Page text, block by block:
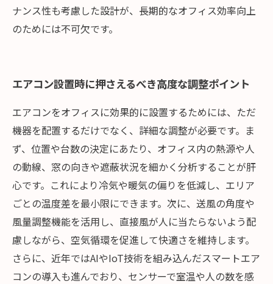
ナンス性も考慮した設計が、長期的なオフィス効率向上
のためには不可欠です。
エアコン設置時に押さえるべき高度な調整ポイント
エアコンをオフィスに効果的に設置するためには、ただ
機器を配置するだけでなく、詳細な調整が必要です。ま
ず、位置や台数の決定にあたり、オフィス内の熱源や人
の動線、窓の向きや遮蔽状況を細かく分析することが肝
心です。これにより冷気や暖気の偏りを低減し、エリア
ごとの温度差を最小限にできます。次に、送風の角度や
風量調整機能を活用し、直接風が人に当たらないよう配
慮しながら、空気循環を促進して快適さを維持します。
さらに、近年ではAIやIoT技術を組み込んだスマートエア
コンの導入も進んでおり、センサーで室温や人の数を感